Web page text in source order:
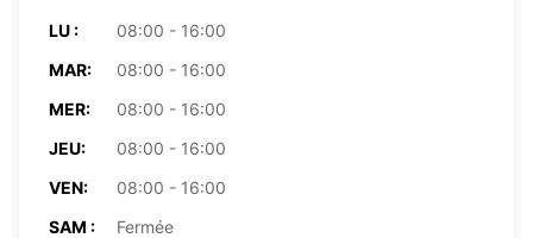
LU :
08:00 - 16:00
MAR:
08:00 - 16:00
MER:
08:00 - 16:00
JEU:
08:00 - 16:00
VEN:
08:00 - 16:00
SAM :
Fermée